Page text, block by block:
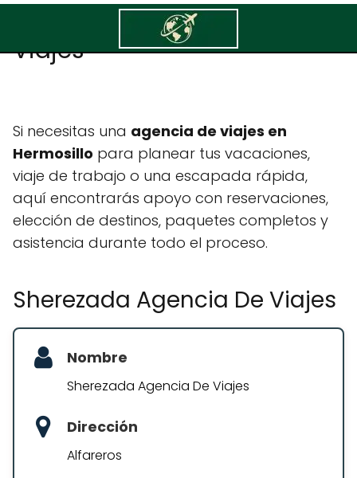
Sherezada Agencia De
Viajes
Si necesitas una agencia de viajes en
Hermosillo para planear tus vacaciones,
viaje de trabajo o una escapada rápida,
aquí encontrarás apoyo con reservaciones,
elección de destinos, paquetes completos y
asistencia durante todo el proceso.
Sherezada Agencia De Viajes
Nombre
Sherezada Agencia De Viajes
Dirección
Alfareros